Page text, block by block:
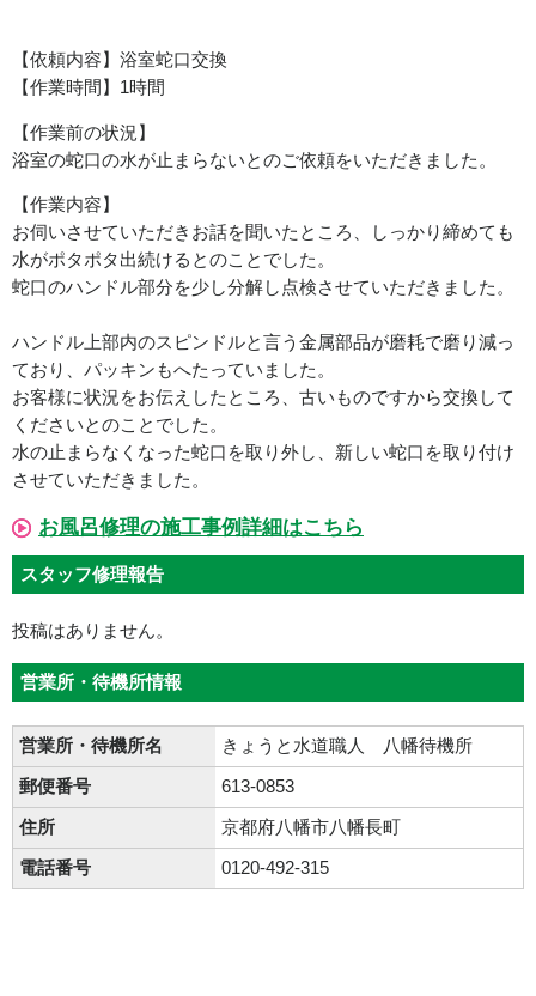
【依頼内容】浴室蛇口交換
【作業時間】1時間
【作業前の状況】
浴室の蛇口の水が止まらないとのご依頼をいただきました。
【作業内容】
お伺いさせていただきお話を聞いたところ、しっかり締めても
水がポタポタ出続けるとのことでした。
蛇口のハンドル部分を少し分解し点検させていただきました。
ハンドル上部内のスピンドルと言う金属部品が磨耗で磨り減っ
ており、パッキンもへたっていました。
お客様に状況をお伝えしたところ、古いものですから交換して
くださいとのことでした。
水の止まらなくなった蛇口を取り外し、新しい蛇口を取り付け
させていただきました。
お風呂修理の施工事例詳細はこちら
スタッフ修理報告
投稿はありません。
営業所・待機所情報
営業所・待機所名 きょうと水道職人 八幡待機所
郵便番号 613-0853
住所 京都府八幡市八幡長町
電話番号 0120-492-315